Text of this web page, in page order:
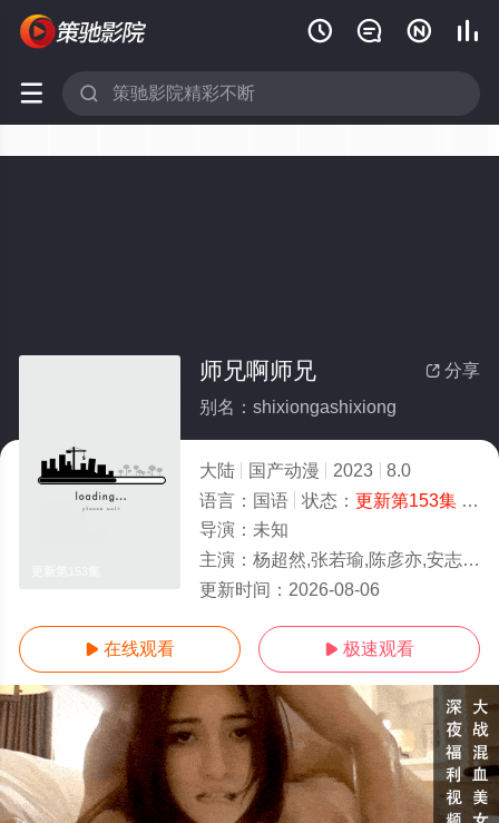
   
 
 分享
师兄啊师兄
别名：shixiongashixiong
大陆 国产动漫 2023
8.0
语言： 国语 状态： 更新第153集- 免费在线观看
导演： 未知
主演： 杨超然,张若瑜,陈彦亦,安志,程玉珠,丁翔威,嗣航,刘英杰,王冰甜,姚铭舜,宋国庆,苗洋,张坤,桑毓泽
更新时间： 2026-08-06
 在线观看  极速观看